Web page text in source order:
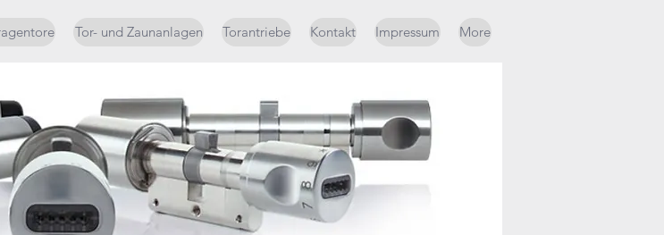
Tor- und Zaunanlagen Torantriebe Kontakt Impressum More